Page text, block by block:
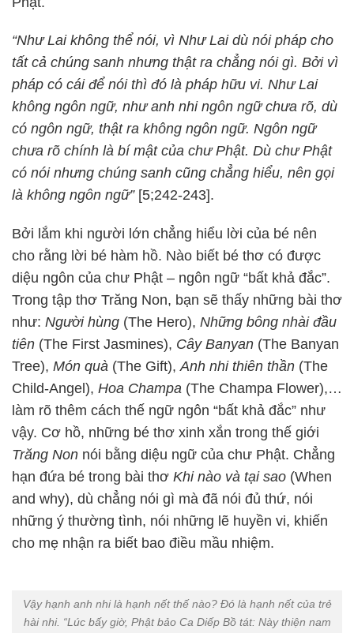
“Như Lai không thể nói, vì Như Lai dù nói pháp cho
tất cả chúng sanh nhưng thật ra chẳng nói gì. Bởi vì
pháp có cái để nói thì đó là pháp hữu vi. Như Lai
không ngôn ngữ, như anh nhi ngôn ngữ chưa rõ, dù
có ngôn ngữ, thật ra không ngôn ngữ. Ngôn ngữ
chưa rõ chính là bí mật của chư Phật. Dù chư Phật
có nói nhưng chúng sanh cũng chẳng hiểu, nên gọi
là không ngôn ngữ”[5;242-243].
Bởi lắm khi người lớn chẳng hiểu lời của bé nên
cho rằng lời bé hàm hồ. Nào biết bé thơ có được
diệu ngôn của chư Phật – ngôn ngữ “bất khả đắc”.
Trong tập thơ Trăng Non, bạn sẽ thấy những bài thơ
như: Người hùng (The Hero), Những bông nhài đầu
tiên (The First Jasmines), Cây Banyan (The Banyan
Tree), Món quà (The Gift),Anh nhi thiên thần (The
Child-Angel), Hoa Champa (The Champa Flower),…
làm rõ thêm cách thế ngữ ngôn “bất khả đắc” như
vậy. Cơ hồ, những bé thơ xinh xắn trong thế giới
Trăng Non nói bằng diệu ngữ của chư Phật. Chẳng
hạn đứa bé trong bài thơ Khi nào và tại sao (When
and why), dù chẳng nói gì mà đã nói đủ thứ, nói
những ý thường tình, nói những lẽ huyền vi, khiến
cho mẹ nhận ra biết bao điều mầu nhiệm.
Vậy hạnh anh nhi là hạnh nết thế nào? Đó là hạnh nết của trẻ
hài nhi. “Lúc bấy giờ, Phật bảo Ca Diếp Bồ tát: Này thiện nam